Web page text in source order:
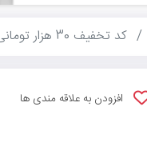
کد تخفیف 30 هزار تومانی سفرمی
افزودن به علاقه مندی ها